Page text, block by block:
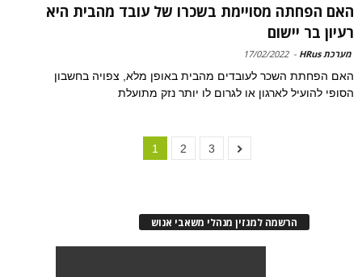
האם הפחתה מסויימת בשכרו של עובד מהבית היא
רעיון בר יישום
מערכת HRus -
17/02/2022
האם הפחתת השכר לעובדים מהבית באופן מלא, צפויה בחשבון
הסופי להועיל לארגון או לגרום לו יותר נזק מתועלת
1 2 3
הרשמה למגזין מנהלי משאבי אנוש